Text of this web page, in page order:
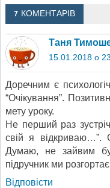
7 КОМЕНТАРІВ
Таня
15.01.2018 о
Доречним є
“Очікування”.
мету уроку.
Не перший раз
свій я відкриваю…”.
Думаю, не зайвим
підручник ми
Відповіcти